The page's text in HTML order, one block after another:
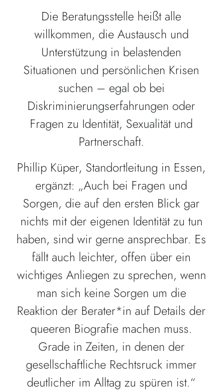
Die Beratungsstelle heißt alle
willkommen, die Austausch und
Unterstützung in belastenden
Situationen und persönlichen Krisen
suchen – egal ob bei
Diskriminierungserfahrungen oder
Fragen zu Identität, Sexualität und
Partnerschaft.
Phillip Küper, Standortleitung in Essen,
ergänzt: „Auch bei Fragen und
Sorgen, die auf den ersten Blick gar
nichts mit der eigenen Identität zu tun
haben, sind wir gerne ansprechbar. Es
fällt auch leichter, offen über ein
wichtiges Anliegen zu sprechen, wenn
man sich keine Sorgen um die
Reaktion der Berater*in auf Details der
queeren Biografie machen muss.
Grade in Zeiten, in denen der
gesellschaftliche Rechtsruck immer
deutlicher im Alltag zu spüren ist.“